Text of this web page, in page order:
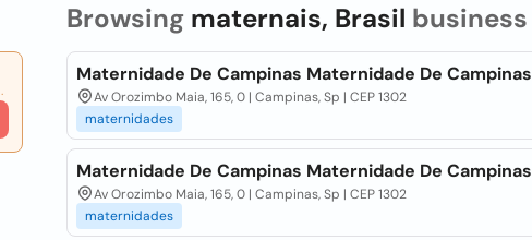
Browsing maternais, Brasil business
Maternidade De Campinas Maternidade De Campinas
Av Orozimbo Maia, 165, 0 | Campinas, Sp | CEP 1302
maternidades
Maternidade De Campinas Maternidade De Campinas
Av Orozimbo Maia, 165, 0 | Campinas, Sp | CEP 1302
maternidades